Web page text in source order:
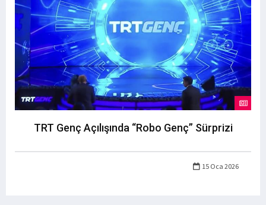
TRT Genç Açılışında “Robo Genç” Sürprizi
15 Oca 2026